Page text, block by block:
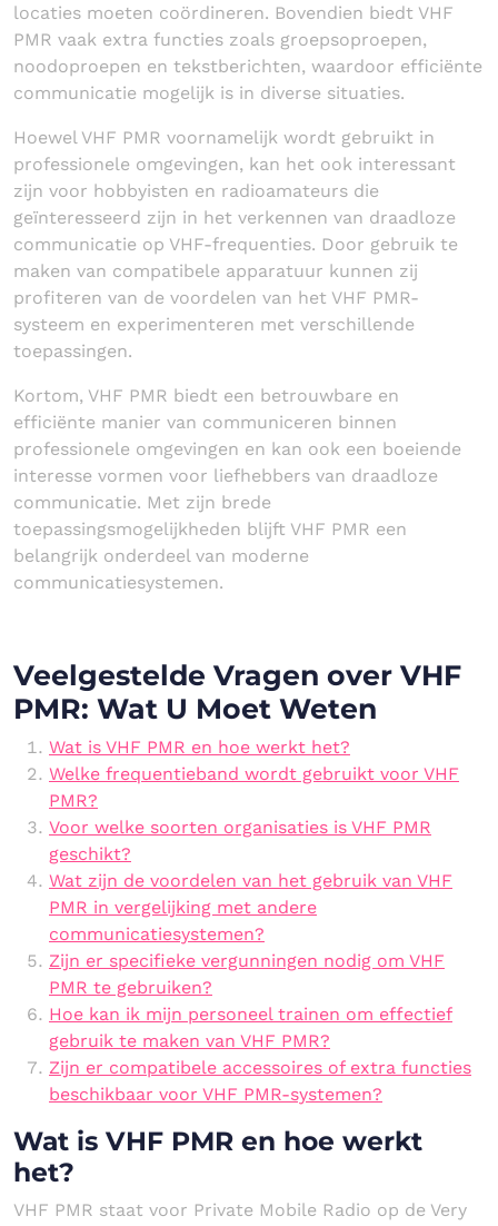
locaties moeten coördineren. Bovendien biedt VHF
PMR vaak extra functies zoals groepsoproepen,
noodoproepen en tekstberichten, waardoor efficiënte
communicatie mogelijk is in diverse situaties.
Hoewel VHF PMR voornamelijk wordt gebruikt in
professionele omgevingen, kan het ook interessant
zijn voor hobbyisten en radioamateurs die
geïnteresseerd zijn in het verkennen van draadloze
communicatie op VHF-frequenties. Door gebruik te
maken van compatibele apparatuur kunnen zij
profiteren van de voordelen van het VHF PMR-
systeem en experimenteren met verschillende
toepassingen.
Kortom, VHF PMR biedt een betrouwbare en
efficiënte manier van communiceren binnen
professionele omgevingen en kan ook een boeiende
interesse vormen voor liefhebbers van draadloze
communicatie. Met zijn brede
toepassingsmogelijkheden blijft VHF PMR een
belangrijk onderdeel van moderne
communicatiesystemen.
Veelgestelde Vragen over VHF
PMR: Wat U Moet Weten
Wat is VHF PMR en hoe werkt het?
Welke frequentieband wordt gebruikt voor VHF
PMR?
Voor welke soorten organisaties is VHF PMR
geschikt?
Wat zijn de voordelen van het gebruik van VHF
PMR in vergelijking met andere
communicatiesystemen?
Zijn er specifieke vergunningen nodig om VHF
PMR te gebruiken?
Hoe kan ik mijn personeel trainen om effectief
gebruik te maken van VHF PMR?
Zijn er compatibele accessoires of extra functies
beschikbaar voor VHF PMR-systemen?
Wat is VHF PMR en hoe werkt
het?
VHF PMR staat voor Private Mobile Radio op de Very